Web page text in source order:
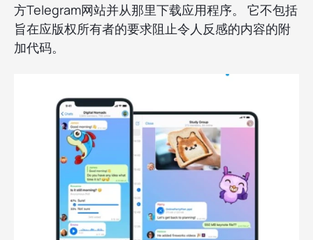
方Telegram网站并从那里下载应用程序。 它不包括
旨在应版权所有者的要求阻止令人反感的内容的附
加代码。